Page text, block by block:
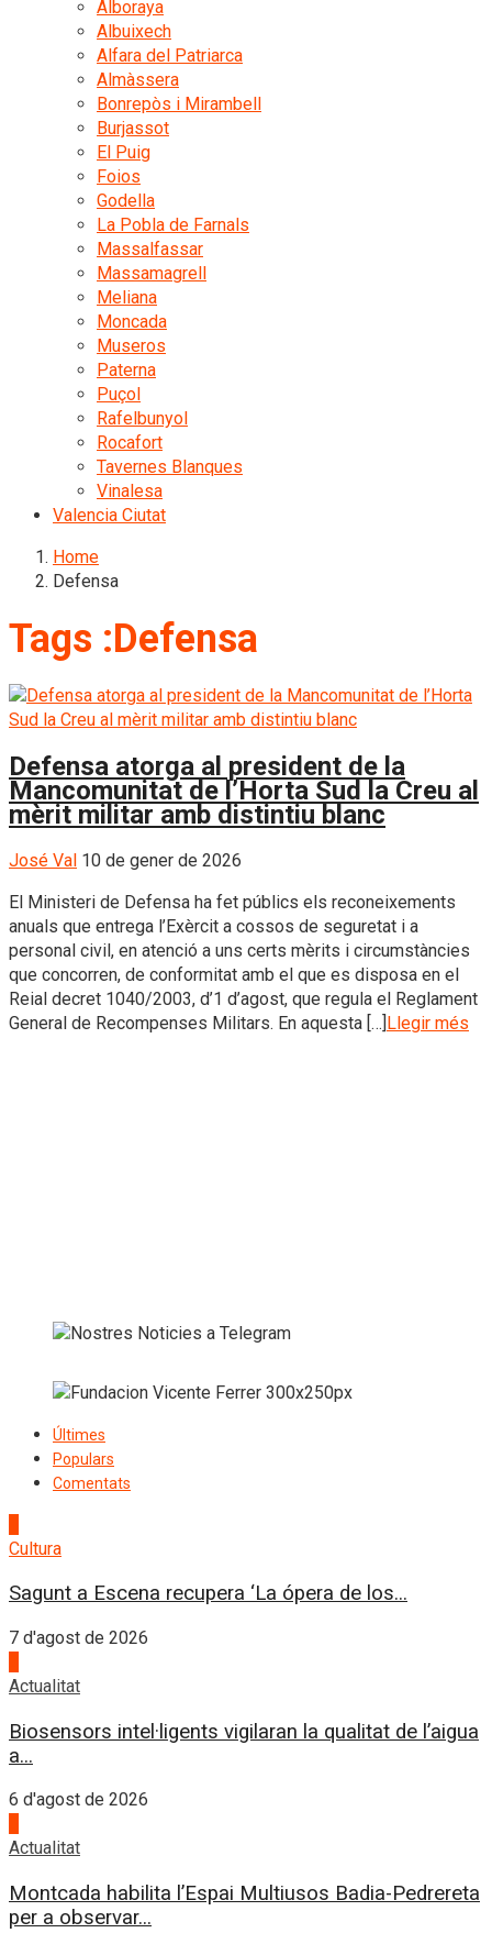
Alboraya
Albuixech
Alfara del Patriarca
Almàssera
Bonrepòs i Mirambell
Burjassot
El Puig
Foios
Godella
La Pobla de Farnals
Massalfassar
Massamagrell
Meliana
Moncada
Museros
Paterna
Puçol
Rafelbunyol
Rocafort
Tavernes Blanques
Vinalesa
Valencia Ciutat
Home
Defensa
Tags :Defensa
Defensa atorga al president de la
Mancomunitat de l’Horta Sud la Creu al
mèrit militar amb distintiu blanc
José Val 10 de gener de 2026
El Ministeri de Defensa ha fet públics els reconeixements
anuals que entrega l’Exèrcit a cossos de seguretat i a
personal civil, en atenció a uns certs mèrits i circumstàncies
que concorren, de conformitat amb el que es disposa en el
Reial decret 1040/2003, d’1 d’agost, que regula el Reglament
General de Recompenses Militars. En aquesta […]Llegir més
Últimes
Populars
Comentats
Cultura
Sagunt a Escena recupera ‘La ópera de los...
7 d'agost de 2026
Actualitat
Biosensors intel·ligents vigilaran la qualitat de l’aigua
a...
6 d'agost de 2026
Actualitat
Montcada habilita l’Espai Multiusos Badia-Pedrereta
per a observar...